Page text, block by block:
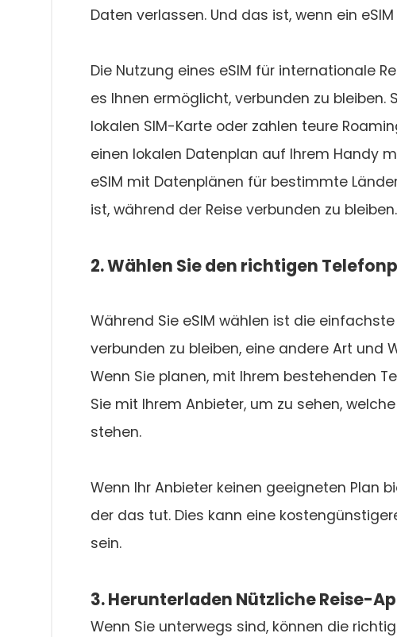
Daten verlassen. Und das ist, wenn ein
Die Nutzung eines eSIM für internationale
es Ihnen ermöglicht, verbunden zu
lokalen SIM-Karte oder zahlen teure
einen lokalen Datenplan auf Ihrem Handy
eSIM mit Datenplänen für bestimmte
ist, während der Reise verbunden zu bleiben.
2. Wählen Sie den richtigen
Während Sie eSIM wählen ist die
verbunden zu bleiben, eine andere Art und
Wenn Sie planen, mit Ihrem bestehenden
Sie mit Ihrem Anbieter, um zu sehen,
stehen.
Wenn Ihr Anbieter keinen geeigneten Plan
der das tut. Dies kann eine
sein.
3. Herunterladen Nützliche Reise-
Wenn Sie unterwegs sind, können die